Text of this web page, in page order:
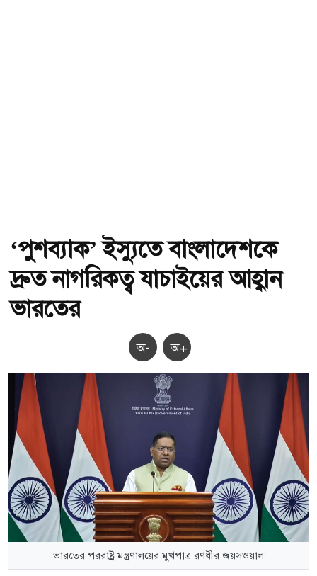
‘পুশব্যাক’ ইস্যুতে বাংলাদেশকে
দ্রুত নাগরিকত্ব যাচাইয়ের আহ্বান
ভারতের
অ- অ+
ভারতের পররাষ্ট্র মন্ত্রণালয়ের মুখপাত্র রণধীর জয়সওয়াল